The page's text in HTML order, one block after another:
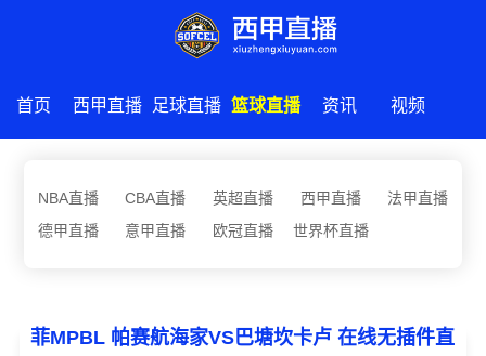
首页 西甲直播 足球直播 篮球直播 资讯 视频
NBA直播 CBA直播 英超直播 西甲直播
法甲直播
德甲直播
意甲直播 欧冠直播 世界杯直播
菲MPBL 帕赛航海家VS巴塘坎卡卢 在线无插件直